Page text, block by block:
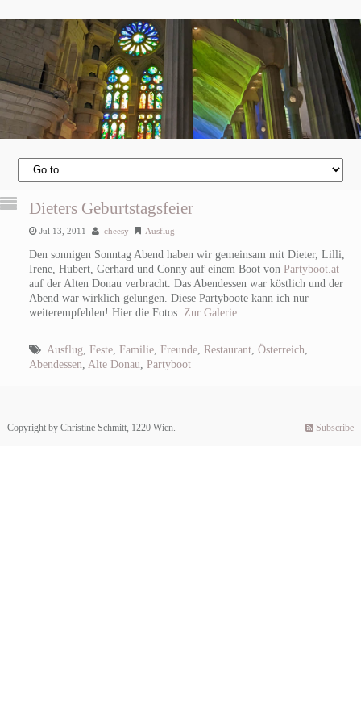
Dieters Geburtstagsfeier
Jul 13, 2011 cheesy Ausflug
Den sonnigen Sonntag Abend haben wir gemeinsam mit Dieter, Lilli,
Irene, Hubert, Gerhard und Conny auf einem Boot von Partyboot.at
auf der Alten Donau verbracht. Das Abendessen war köstlich und der
Abend war wirklich gelungen. Diese Partyboote kann ich nur
weiterempfehlen! Hier die Fotos: Zur Galerie
Ausflug Feste, Familie, Freunde, Restaurant, Österreich
Abendessen Alte Donau Partyboot
Copyright by Christine Schmitt, 1220 Wien. Subscribe